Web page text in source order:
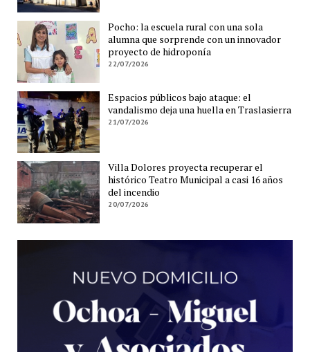
Pocho: la escuela rural con una sola
alumna que sorprende con un innovador
proyecto de hidroponía
22/07/2026
Espacios públicos bajo ataque: el
vandalismo deja una huella en Traslasierra
21/07/2026
Villa Dolores proyecta recuperar el
histórico Teatro Municipal a casi 16 años
del incendio
20/07/2026